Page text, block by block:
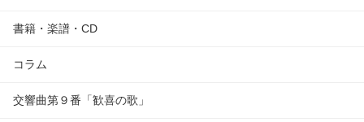
書籍・楽譜・CD
コラム
交響曲第９番「歓喜の歌」